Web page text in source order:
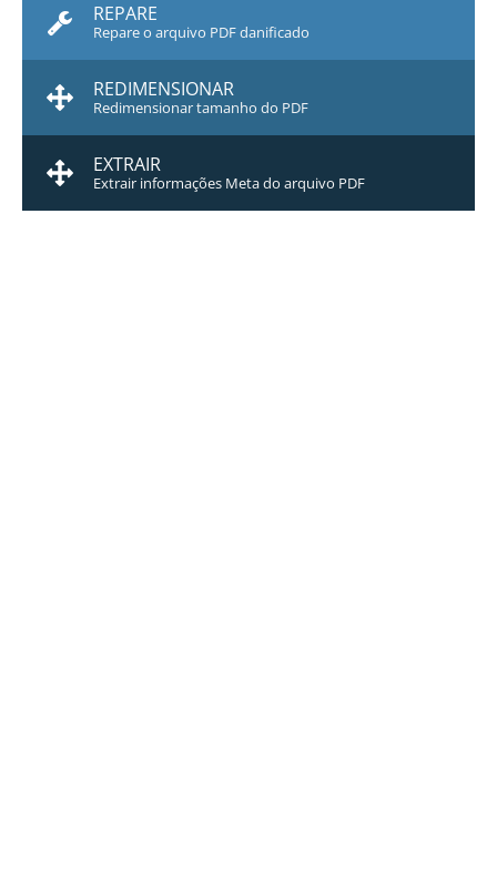
REPARE
Repare o arquivo PDF danificado
REDIMENSIONAR
Redimensionar tamanho do PDF
EXTRAIR
Extrair informações Meta do arquivo PDF